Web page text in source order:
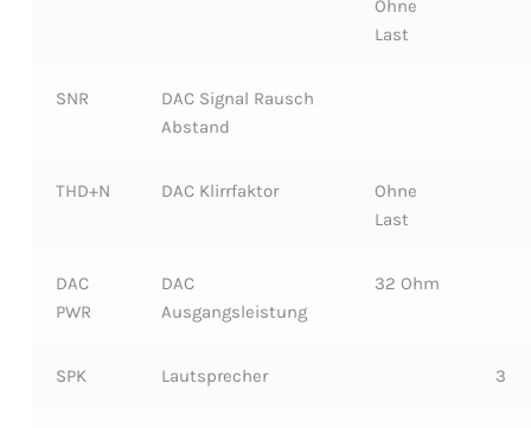
Ohne
Last
SNR
DAC Signal Rausch
Abstand
THD+N DAC Klirrfaktor
Ohne
Last
DAC
PWR
DAC
Ausgangsleistung
32 Ohm
SPK Lautsprecher 3